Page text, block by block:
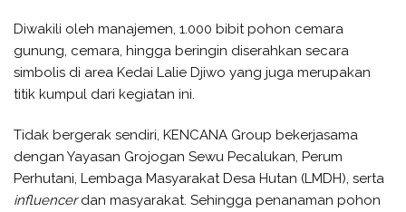
Diwakili oleh manajemen, 1.000 bibit pohon cemara
gunung, cemara, hingga beringin diserahkan secara
simbolis di area Kedai Lalie Djiwo yang juga merupakan
titik kumpul dari kegiatan ini.
Tidak bergerak sendiri, KENCANA Group bekerjasama
dengan Yayasan Grojogan Sewu Pecalukan, Perum
Perhutani, Lembaga Masyarakat Desa Hutan (LMDH), serta
influencerdan masyarakat. Sehingga penanaman pohon